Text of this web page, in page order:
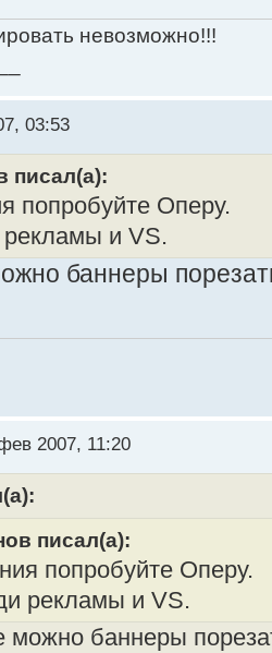
невозможно!!!
03:53
писал(а):
попробуйте Оперу.
и VS.
баннеры
2007, 11:20
писал(а):
попробуйте Оперу.
рекламы и VS.
можно баннеры